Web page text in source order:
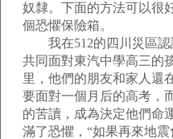
奴隸。下面的方法可以很
個恐懼保險箱。
我在512的四川災區認
共同面對東汽中學高三的
里，他們的朋友和家人還
要面對一個月后的高考，
的苦讀，成為決定他們命
滿了恐懼，“如果再來地